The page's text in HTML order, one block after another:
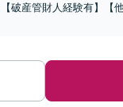
破産管財人経験有】【